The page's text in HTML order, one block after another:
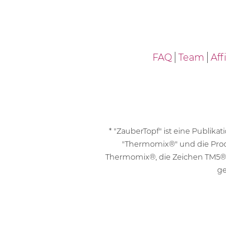
FAQ Team
* "ZauberTopf" ist eine
"Thermomix®" und die
Thermomix®, die Zeichen